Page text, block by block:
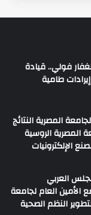
فولي.. قيادة
طامية
المصرية النتائج
المصرية الروسية
الإلكترونيات
العربي
الأمين العام لجامعة
النظم الصحية